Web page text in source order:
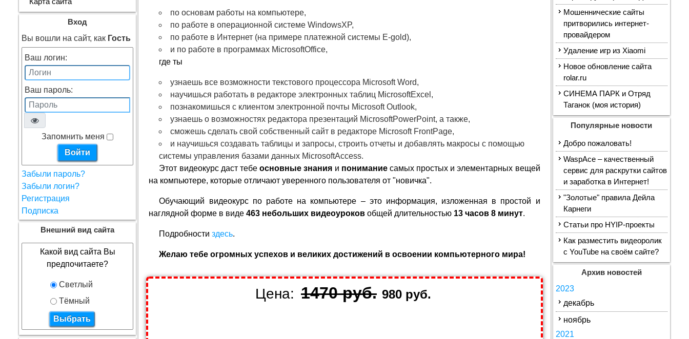
по основам работы на компьютере,
по работе в операционной системе WindowsXP,
по работе в Интернет (на примере платежной системы E-gold),
и по работе в программах MicrosoftOffice,
где ты
узнаешь все возможности текстового процессора Microsoft Word,
научишься работать в редакторе электронных таблиц MicrosoftExcel,
познакомишься с клиентом электронной почты Microsoft Outlook,
узнаешь о возможностях редактора презентаций MicrosoftPowerPoint, а также,
сможешь сделать свой собственный сайт в редакторе Microsoft FrontPage,
и научишься создавать таблицы и запросы, строить отчеты и добавлять макросы с помощью
системы управления базами данных MicrosoftAccess.
Этот видеокурс даст тебеосновные знания и пониманиесамых простых и элементарных вещей
на компьютере, которые отличают уверенного пользователя от "новичка".
Обучающий видеокурс по работе на компьютере – это информация, изложенная в простой и
наглядной форме в виде463 небольших видеоуроков общей длительностью 13 часов 8 минут.
Подробностиздесь.
Желаю тебе огромных успехов и великих достижений в освоении компьютерного мира!
Цена: 1470 руб. 980 руб.
Вход
Вы вошли на сайт, как Гость
Ваш логин:
Ваш пароль:
Запомнить меня
Забыли пароль?
Забыли логин?
Регистрация
Подписка
Внешний вид сайта
Какой вид сайта Вы
предпочитаете?
Светлый
Тёмный
Мошеннические сайты
притворились интернет-
провайдером
Удаление игр из Xiaomi
Новое обновление сайта
rolar.ru
СИНЕМА ПАРК и Отряд
Таганок (моя история)
Популярные новости
Добро пожаловать!
WaspAce – качественный
сервис для раскрутки сайтов
и заработка в Интернет!
"Золотые" правила Дейла
Карнеги
Статьи про HYIP-проекты
Как разместить видеоролик
с YouTube на своём сайте?
Архив новостей
2023
декабрь
ноябрь
2021